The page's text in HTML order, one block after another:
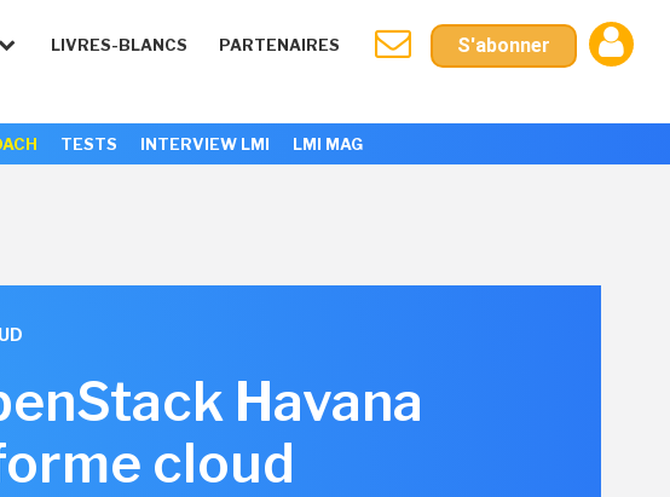
LIVRES-BLANCS PARTENAIRES S'abonner
TESTS INTERVIEW LMI LMI MAG
Havana
cloud